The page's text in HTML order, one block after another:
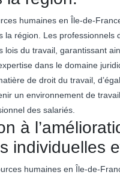
humaines en Île-de-
la région. Les
lois du travail, garantissant
dans le domaine
de droit du travail,
un environnement de
des salariés.
à
individuelles
humaines en Île-de-